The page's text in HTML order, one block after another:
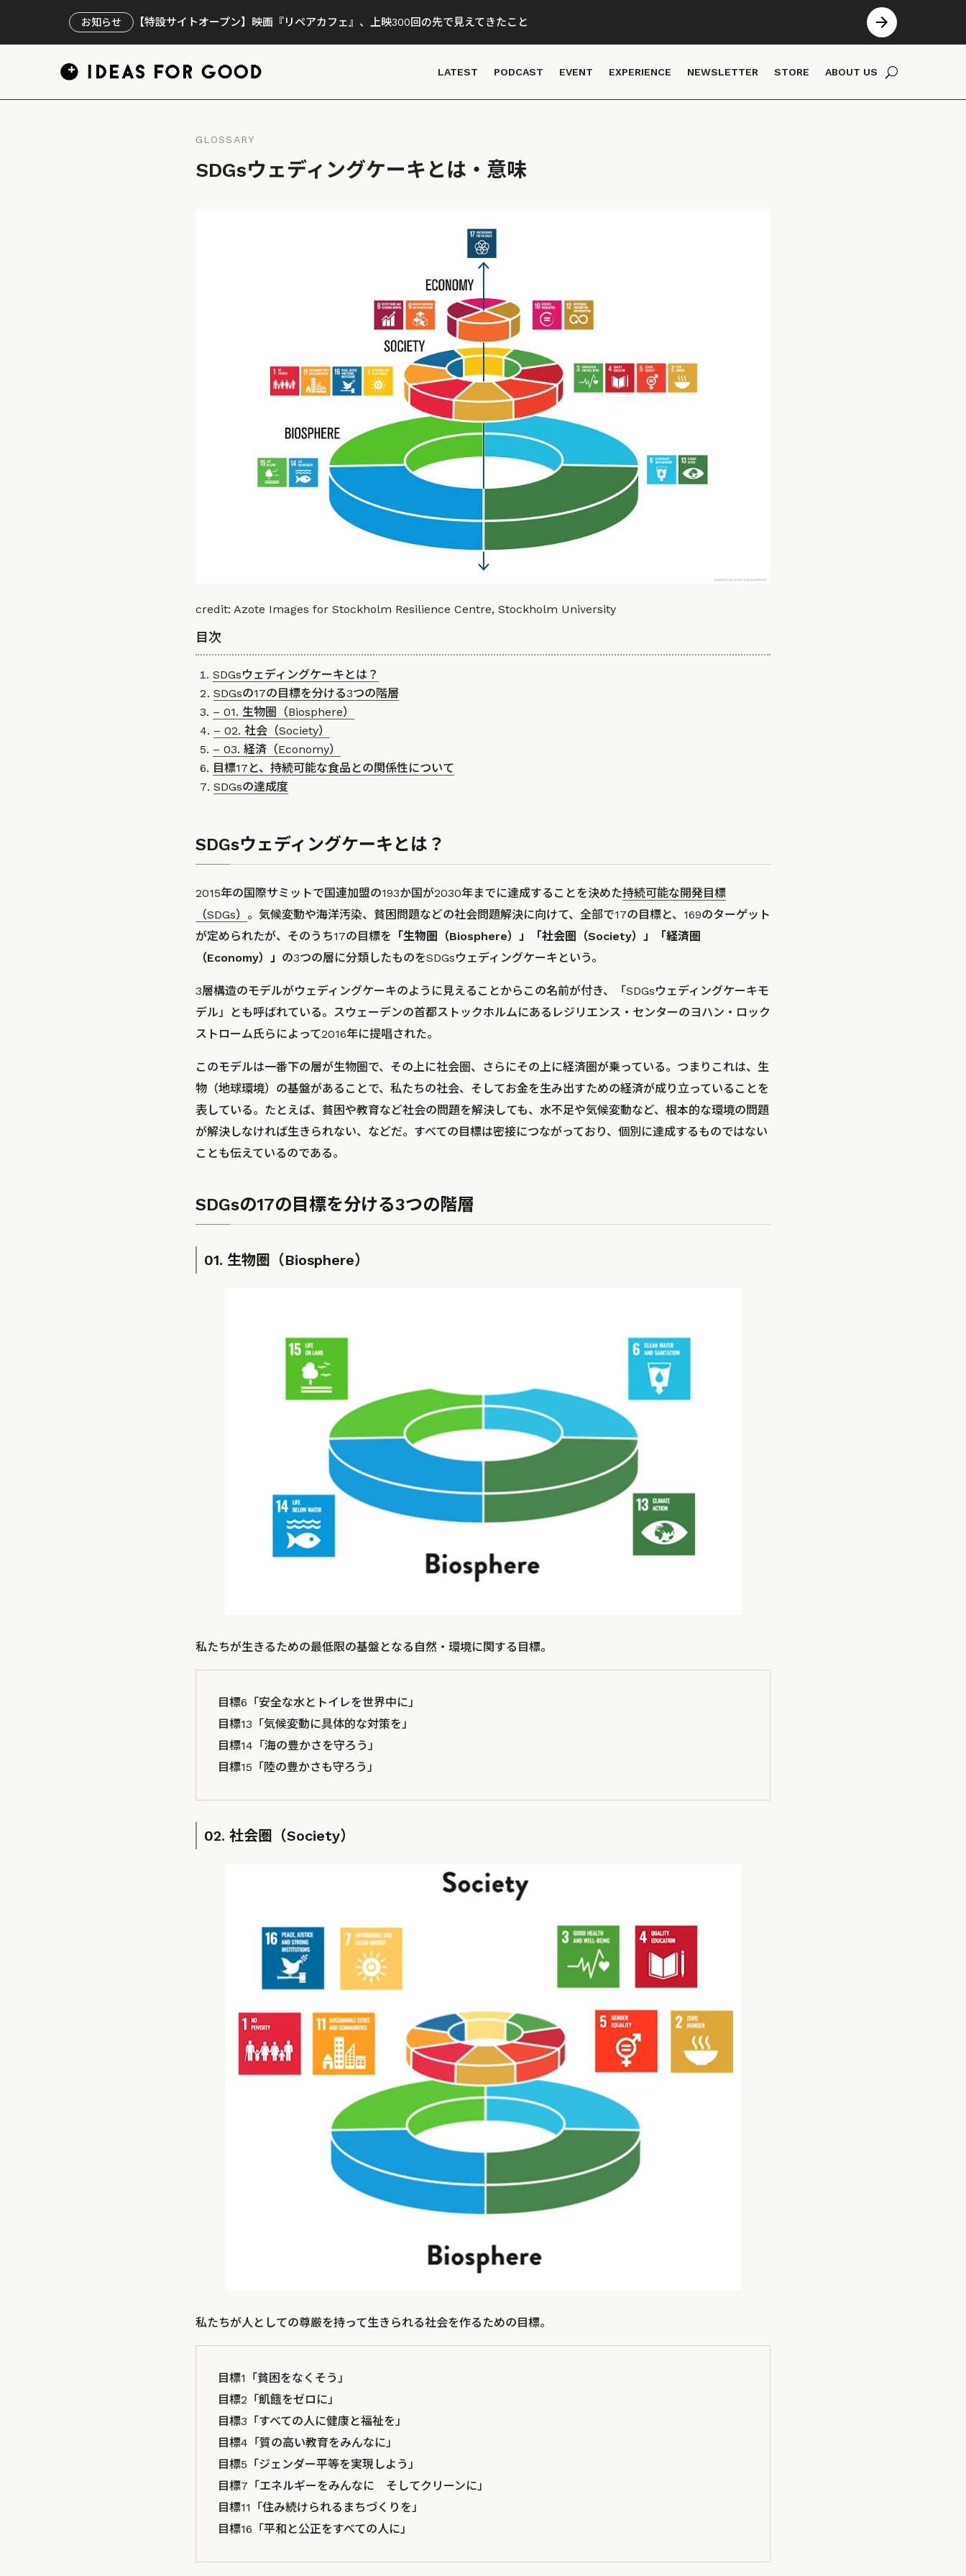
お知らせ 【特設サイトオープン】映画『リペアカフェ』、上映300回の先で見えてきたこと
LATEST PODCAST EVENT EXPERIENCE NEWSLETTER STORE ABOUT US
GLOSSARY
SDGsウェディングケーキとは・意味
credit: Azote Images for Stockholm Resilience Centre, Stockholm University
目次
SDGsウェディングケーキとは？
SDGsの17の目標を分ける3つの階層
– 01. 生物圏（Biosphere）
– 02. 社会（Society）
– 03. 経済（Economy）
目標17と、持続可能な食品との関係性について
SDGsの達成度
SDGsウェディングケーキとは？
2015年の国際サミットで国連加盟の193か国が2030年までに達成することを決めた持続可能な開発目標
（SDGs） 。気候変動や海洋汚染、貧困問題などの社会問題解決に向けて、全部で17の目標と、169のターゲット
が定められたが、そのうち17の目標を
「生物圏（Biosphere）」「社会圏（Society）」「経済圏
（Economy）」 の3つの層に分類したものをSDGsウェディングケーキという。
3層構造のモデルがウェディングケーキのように見えることからこの名前が付き、「SDGsウェディングケーキモ
デル」とも呼ばれている。スウェーデンの首都ストックホルムにあるレジリエンス・センターのヨハン・ロック
ストローム氏らによって2016年に提唱された。
このモデルは一番下の層が生物圏で、その上に社会圏、さらにその上に経済圏が乗っている。つまりこれは、生
物（地球環境）の基盤があることで、私たちの社会、そしてお金を生み出すための経済が成り立っていることを
表している。たとえば、貧困や教育など社会の問題を解決しても、水不足や気候変動など、根本的な環境の問題
が解決しなければ生きられない、などだ。すべての目標は密接につながっており、個別に達成するものではない
ことも伝えているのである。
SDGsの17の目標を分ける3つの階層
01. 生物圏（Biosphere）
私たちが生きるための最低限の基盤となる自然・環境に関する目標。
目標6「安全な水とトイレを世界中に」
目標13「気候変動に具体的な対策を」
目標14「海の豊かさを守ろう」
目標15「陸の豊かさも守ろう」
02. 社会圏（Society）
私たちが人としての尊厳を持って生きられる社会を作るための目標。
目標1「貧困をなくそう」
目標2「飢餓をゼロに」
目標3「すべての人に健康と福祉を」
目標4「質の高い教育をみんなに」
目標5「ジェンダー平等を実現しよう」
目標7「エネルギーをみんなに そしてクリーンに」
目標11「住み続けられるまちづくりを」
目標16「平和と公正をすべての人に」